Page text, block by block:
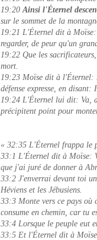
19:20Ainsi l'Éternel
sur le sommet de la
19:21 L'Éternel dit à Moïse:
regarder, de peur qu'un
19:22 Que les
mort.
19:23 Moïse dit à l'Éternel:
défense expresse, en
19:24 L'Éternel lui dit: Va,
précipitent point pour
« 32:35 L'Éternel frappa le
33:1 L'Éternel dit à Moïse:
que j'ai juré de donner à
33:2 J'enverrai devant toi un
Héviens et les Jébusiens.
33:3 Monte vers ce pays
consume en chemin, car tu
33:4 Lorsque le peuple eut
33:5 Et l'Éternel dit à